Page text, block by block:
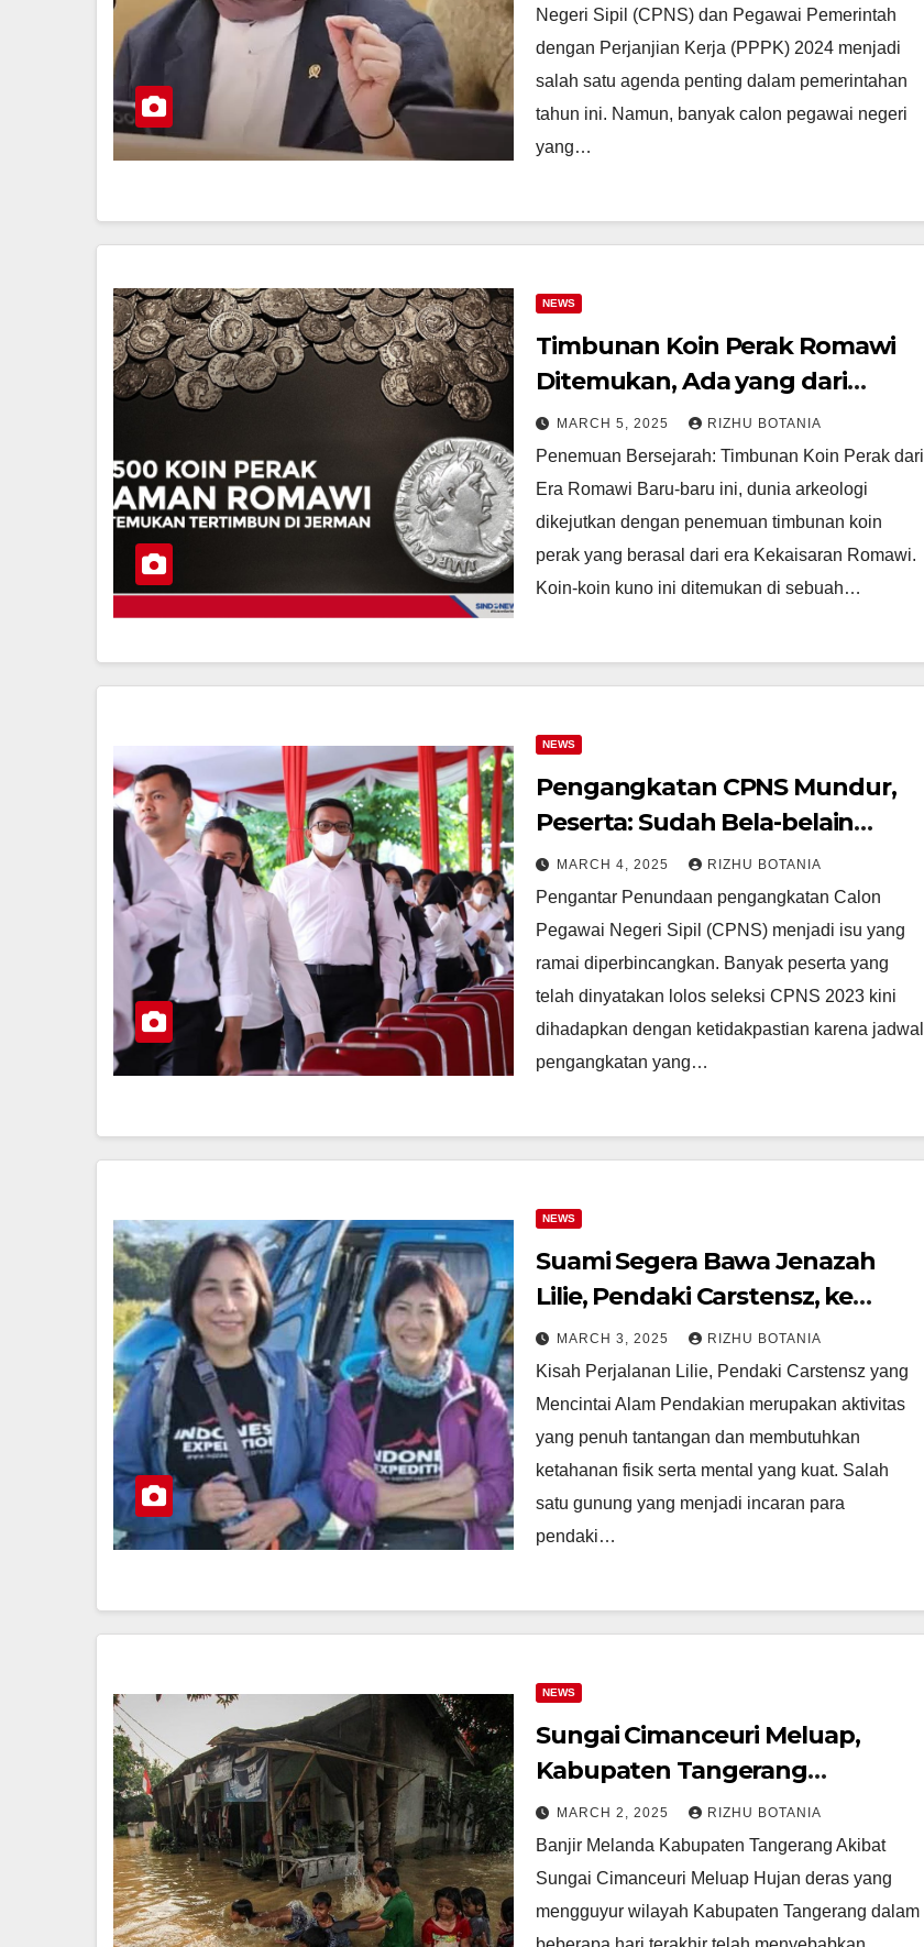
Negeri Sipil (CPNS) dan Pegawai Pemerintah
dengan Perjanjian Kerja (PPPK) 2024 menjadi
salah satu agenda penting dalam pemerintahan
tahun ini. Namun, banyak calon pegawai negeri
yang…
NEWS
Timbunan Koin Perak Romawi
Ditemukan, Ada yang dari
Tahun 175 Masehi
MARCH 5, 2025 RIZHU BOTANIA
Penemuan Bersejarah: Timbunan Koin Perak dari
Era Romawi Baru-baru ini, dunia arkeologi
dikejutkan dengan penemuan timbunan koin
perak yang berasal dari era Kekaisaran Romawi.
Koin-koin kuno ini ditemukan di sebuah…
NEWS
Pengangkatan CPNS Mundur,
Peserta: Sudah Bela-belain
Resign, Kini Nganggur
MARCH 4, 2025 RIZHU BOTANIA
Pengantar Penundaan pengangkatan Calon
Pegawai Negeri Sipil (CPNS) menjadi isu yang
ramai diperbincangkan. Banyak peserta yang
telah dinyatakan lolos seleksi CPNS 2023 kini
dihadapkan dengan ketidakpastian karena jadwal
pengangkatan yang…
NEWS
Suami Segera Bawa Jenazah
Lilie, Pendaki Carstensz, ke
Bandung Malam Ini!
MARCH 3, 2025 RIZHU BOTANIA
Kisah Perjalanan Lilie, Pendaki Carstensz yang
Mencintai Alam Pendakian merupakan aktivitas
yang penuh tantangan dan membutuhkan
ketahanan fisik serta mental yang kuat. Salah
satu gunung yang menjadi incaran para
pendaki…
NEWS
Sungai Cimanceuri Meluap,
Kabupaten Tangerang
Terendam Banjir!
MARCH 2, 2025 RIZHU BOTANIA
Banjir Melanda Kabupaten Tangerang Akibat
Sungai Cimanceuri Meluap Hujan deras yang
mengguyur wilayah Kabupaten Tangerang dalam